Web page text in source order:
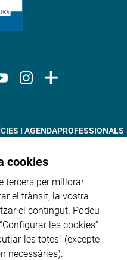
I AGENDAPROFESSIONALS
cookies
tercers per millorar
el trànsit, la vostra
el contingut. Podeu
les cookies”
les totes” (excepte
necessàries).